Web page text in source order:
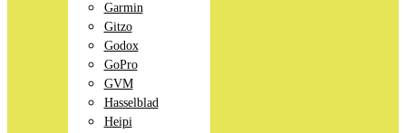
Garmin
Gitzo
Godox
GoPro
GVM
Hasselblad
Heipi